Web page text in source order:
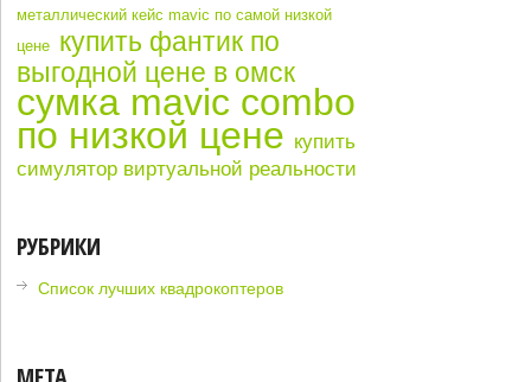
металлический кейс mavic по самой низкой
цене купить фантик по
выгодной цене в омск
сумка mavic combo
по низкой цене купить
симулятор виртуальной реальности
РУБРИКИ
Список лучших квадрокоптеров